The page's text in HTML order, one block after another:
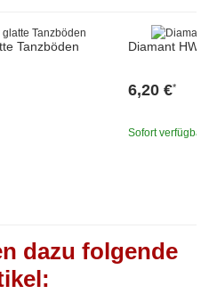
Tanzböden Diamant
6,20 €*
Sofort verfügbar
dazu folgende